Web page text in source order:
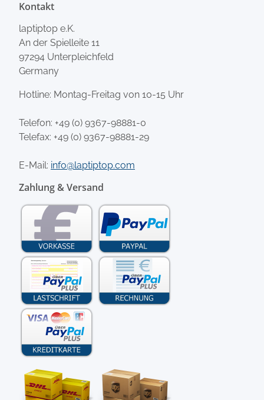
Kontakt
laptiptop e.K.
An der Spielleite 11
97294 Unterpleichfeld
Germany
Hotline: Montag-Freitag von 10-15 Uhr
Telefon: +49 (0) 9367-98881-0
Telefax: +49 (0) 9367-98881-29
E-Mail: info@laptiptop.com
Zahlung & Versand